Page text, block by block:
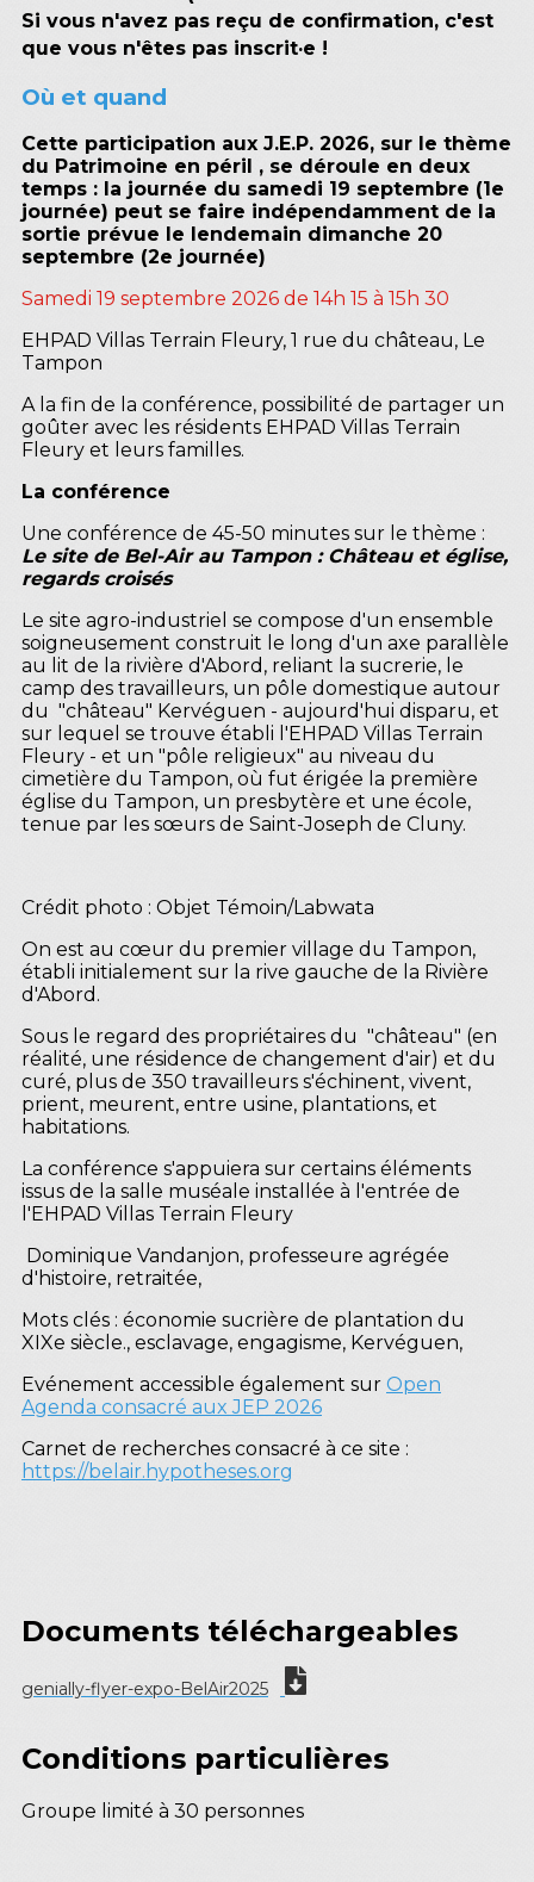
Si vous n'avez pas reçu de confirmation, c'est
que vous n'êtes pas inscrit·e !
Où et quand
Cette participation aux J.E.P. 2026, sur le thème
du Patrimoine en péril , se déroule en deux
temps : la journée du samedi 19 septembre (1e
journée) peut se faire indépendamment de la
sortie prévue le lendemain dimanche 20
septembre (2e journée)
Samedi 19 septembre 2026 de 14h 15 à 15h 30
EHPAD Villas Terrain Fleury, 1 rue du château, Le
Tampon
A la fin de la conférence, possibilité de partager un
goûter avec les résidents EHPAD Villas Terrain
Fleury et leurs familles.
La conférence
Une conférence de 45-50 minutes sur le thème :
Le site de Bel-Air au Tampon : Château et église,
regards croisés
Le site agro-industriel se compose d'un ensemble
soigneusement construit le long d'un axe parallèle
au lit de la rivière d'Abord, reliant la sucrerie, le
camp des travailleurs, un pôle domestique autour
du "château" Kervéguen - aujourd'hui disparu, et
sur lequel se trouve établi l'EHPAD Villas Terrain
Fleury - et un "pôle religieux" au niveau du
cimetière du Tampon, où fut érigée la première
église du Tampon, un presbytère et une école,
tenue par les sœurs de Saint-Joseph de Cluny.
Crédit photo : Objet Témoin/Labwata
On est au cœur du premier village du Tampon,
établi initialement sur la rive gauche de la Rivière
d'Abord.
Sous le regard des propriétaires du "château" (en
réalité, une résidence de changement d'air) et du
curé, plus de 350 travailleurs s'échinent, vivent,
prient, meurent, entre usine, plantations, et
habitations.
La conférence s'appuiera sur certains éléments
issus de la salle muséale installée à l'entrée de
l'EHPAD Villas Terrain Fleury
Dominique Vandanjon, professeure agrégée
d'histoire, retraitée,
Mots clés : économie sucrière de plantation du
XIXe siècle., esclavage, engagisme, Kervéguen,
Evénement accessible également sur Open
Agenda consacré aux JEP 2026
Carnet de recherches consacré à ce site :
https://belair.hypotheses.org
Documents téléchargeables
genially-flyer-expo-BelAir2025
Conditions particulières
Groupe limité à 30 personnes